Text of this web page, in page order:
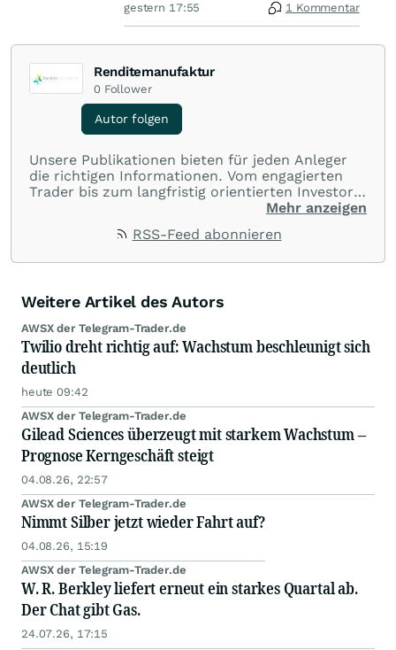
gestern 17:55 1 Kommentar
Renditemanufaktur
0 Follower
Autor folgen
Unsere Publikationen bieten für jeden Anleger
die richtigen Informationen. Vom engagierten
Trader bis zum langfristig orientierten Investor.
Dabei liegt der Fokus immer auf dem optimalen
Aufwand. Ob Sie sich nur aufs Wesentliche
Mehr anzeigen
RSS-Feed abonnieren
Weitere Artikel des Autors
AWSX der Telegram-Trader.de
Twilio dreht richtig auf: Wachstum beschleunigt sich
deutlich
heute 09:42
AWSX der Telegram-Trader.de
Gilead Sciences überzeugt mit starkem Wachstum –
Prognose Kerngeschäft steigt
04.08.26, 22:57
AWSX der Telegram-Trader.de
Nimmt Silber jetzt wieder Fahrt auf?
04.08.26, 15:19
AWSX der Telegram-Trader.de
W. R. Berkley liefert erneut ein starkes Quartal ab.
Der Chat gibt Gas.
24.07.26, 17:15